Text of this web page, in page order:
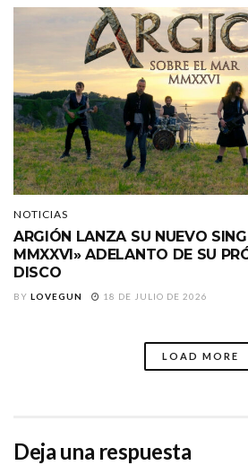
NOTICIAS
ARGIÓN LANZA SU NUEVO
MMXXVI» ADELANTO DE SU
DISCO
BY LOVEGUN 18 DE JULIO DE 2026
LOAD MORE
Deja una respuesta